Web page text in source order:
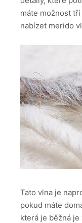
máte možnost
nabízet merido
Tato vlna je
pokud máte
která je běžná